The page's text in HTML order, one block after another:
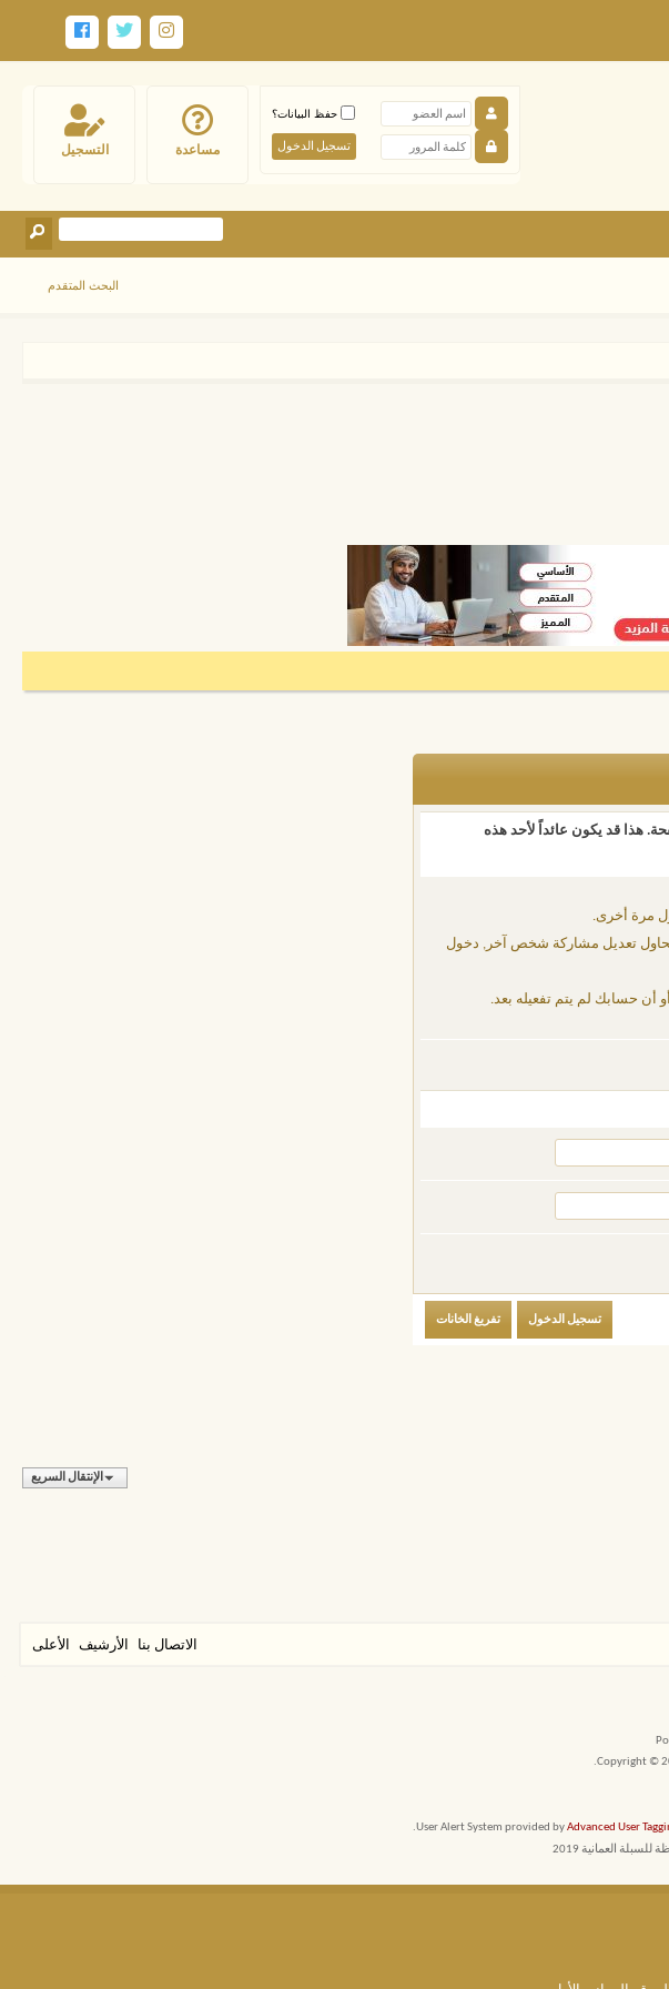
التسجيل مساعدة
حفظ البيانات؟
البحث المتقدم
هذا قد يكون عائداً لأحد هذه
مرة أخرى.
تحاول تعديل مشاركة شخص آخر, دخول
أن حسابك لم يتم تفعيله بعد.
الإنتقال السريع
الاتصال بنا الأرشيف الأعلى
Copyright ©
User Alert System provided byAdvanced User
العمانية 2019